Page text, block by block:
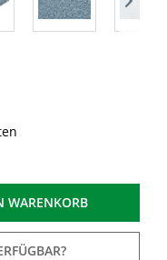
WARENKORB